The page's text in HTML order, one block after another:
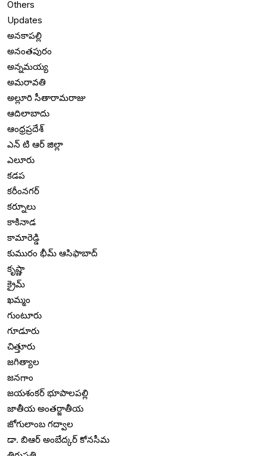
Others
Updates
అనకాపల్లి
అనంతపురం
అన్నమయ్య
అమరావతి
అల్లూరి సీతారామరాజు
ఆదిలాబాదు
ఆంధ్రప్రదేశ్
ఎన్ టి ఆర్ జిల్లా
ఎలూరు
కడప
కరీంనగర్
కర్నూలు
కాకినాడ
కామారెడ్డి
కుమురం భీమ్ ఆసిఫాబాద్
కృష్ణా
క్రైమ్
ఖమ్మం
గుంటూరు
గూడూరు
చిత్తూరు
జగిత్యాల
జనగాం
జయశంకర్ భూపాలపల్లి
జాతీయ అంతర్జాతీయ
జోగులాంబ గద్వాల
డా. బిఆర్ అంబేద్కర్ కోనసీమ